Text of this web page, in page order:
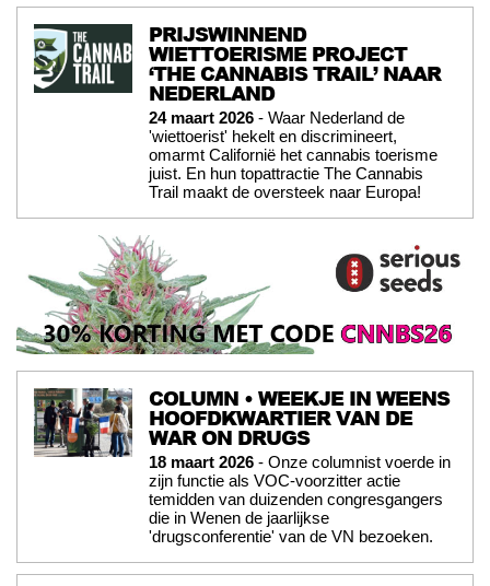
PRIJSWINNEND
WIETTOERISME PROJECT
‘THE CANNABIS TRAIL’ NAAR
NEDERLAND
24 maart 2026 - Waar Nederland de
'wiettoerist' hekelt en discrimineert,
omarmt Californië het cannabis toerisme
juist. En hun topattractie The Cannabis
Trail maakt de oversteek naar Europa!
COLUMN • WEEKJE IN WEENS
HOOFDKWARTIER VAN DE
WAR ON DRUGS
18 maart 2026 - Onze columnist voerde in
zijn functie als VOC-voorzitter actie
temidden van duizenden congresgangers
die in Wenen de jaarlijkse
'drugsconferentie' van de VN bezoeken.